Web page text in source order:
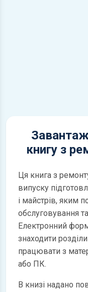
книгу з
Ця книга з
випуску
і майстрів, яким
обслуговування
Електронний
знаходити
працювати з
або ПК.
В книзі надано